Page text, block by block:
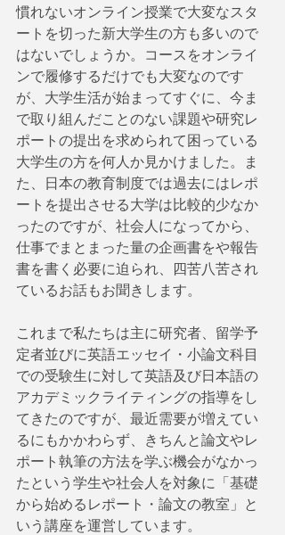
慣れないオンライン授業で大変なスタ
ートを切った新大学生の方も多いので
はないでしょうか。コースをオンライ
ンで履修するだけでも大変なのです
が、大学生活が始まってすぐに、今ま
で取り組んだことのない課題や研究レ
ポートの提出を求められて困っている
大学生の方を何人か見かけました。ま
た、日本の教育制度では過去にはレポ
ートを提出させる大学は比較的少なか
ったのですが、社会人になってから、
仕事でまとまった量の企画書をや報告
書を書く必要に迫られ、四苦八苦され
ているお話もお聞きします。
これまで私たちは主に研究者、留学予
定者並びに英語エッセイ・小論文科目
での受験生に対して英語及び日本語の
アカデミックライティングの指導をし
てきたのですが、最近需要が増えてい
るにもかかわらず、きちんと論文やレ
ポート執筆の方法を学ぶ機会がなかっ
たという学生や社会人を対象に「基礎
から始めるレポート・論文の教室」と
いう講座を運営しています。